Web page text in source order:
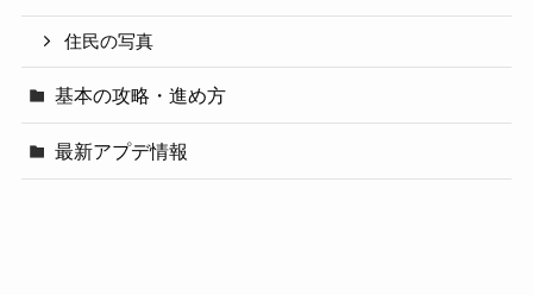
住民の写真
基本の攻略・進め方
最新アプデ情報